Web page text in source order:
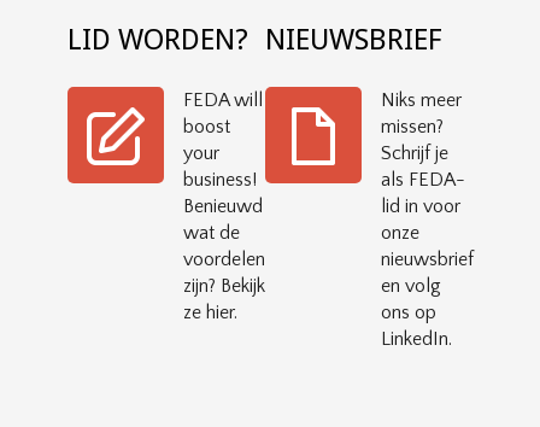
LID WORDEN?
FEDA will
boost
your
business!
Benieuwd
wat de
voordelen
zijn? Bekijk
ze hier.
NIEUWSBRIEF
Niks meer
missen?
Schrijf je
als FEDA-
lid in voor
onze
nieuwsbrief
en volg
ons op
LinkedIn.